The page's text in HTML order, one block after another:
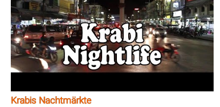
Krabis Nachtmärkte